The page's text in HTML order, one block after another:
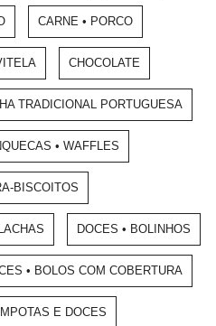
CARNE • PORCO
CHOCOLATE
TRADICIONAL PORTUGUESA
• WAFFLES
BISCOITOS
DOCES • BOLINHOS
• BOLOS COM COBERTURA
E DOCES